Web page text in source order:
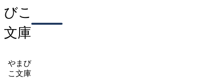
びこ
文庫
やまび
こ文庫